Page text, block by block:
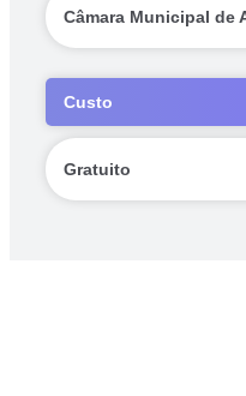
Câmara Municipal de
Custo
Gratuito